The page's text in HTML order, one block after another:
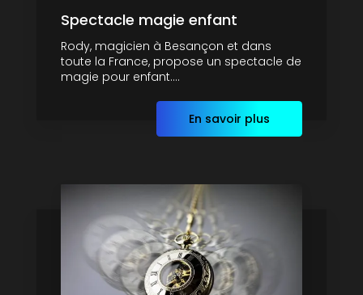
Spectacle magie enfant
Rody, magicien à Besançon et dans
toute la France, propose un spectacle de
magie pour enfant....
En savoir plus